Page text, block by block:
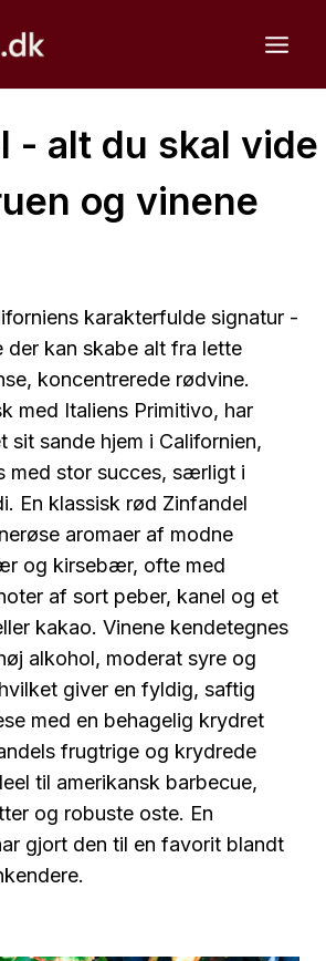
- alt du skal vide
og vinene
karakterfulde signatur -
der kan skabe alt fra lette
koncentrerede rødvine.
med Italiens Primitivo, har
sit sande hjem i Californien,
med stor succes, særligt i
En klassisk rød Zinfandel
aromaer af modne
og kirsebær, ofte med
af sort peber, kanel og et
kakao. Vinene kendetegnes
alkohol, moderat syre og
giver en fyldig, saftig
med en behagelig krydret
frugtrige og krydrede
til amerikansk barbecue,
og robuste oste. En
gjort den til en favorit blandt